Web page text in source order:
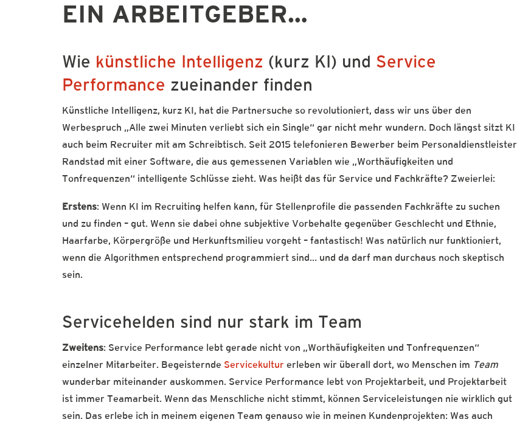
EIN ARBEITGEBER…
Wie künstliche Intelligenz (kurz KI) und Service
Performance zueinander finden
Künstliche Intelligenz, kurz KI, hat die Partnersuche so revolutioniert, dass wir uns über den
Werbespruch „Alle zwei Minuten verliebt sich ein Single“ gar nicht mehr wundern. Doch längst sitzt KI
auch beim Recruiter mit am Schreibtisch. Seit 2015 telefonieren Bewerber beim Personaldienstleister
Randstad mit einer Software, die aus gemessenen Variablen wie „Worthäufigkeiten und
Tonfrequenzen“ intelligente Schlüsse zieht. Was heißt das für Service und Fachkräfte? Zweierlei:
Erstens: Wenn KI im Recruiting helfen kann, für Stellenprofile die passenden Fachkräfte zu suchen
und zu finden – gut. Wenn sie dabei ohne subjektive Vorbehalte gegenüber Geschlecht und Ethnie,
Haarfarbe, Körpergröße und Herkunftsmilieu vorgeht – fantastisch! Was natürlich nur funktioniert,
wenn die Algorithmen entsprechend programmiert sind… und da darf man durchaus noch skeptisch
sein.
Servicehelden sind nur stark im Team
Zweitens: Service Performance lebt gerade nicht von „Worthäufigkeiten und Tonfrequenzen“
einzelner Mitarbeiter. Begeisternde Servicekultur erleben wir überall dort, wo Menschen im Team
wunderbar miteinander auskommen. Service Performance lebt von Projektarbeit, und Projektarbeit
ist immer Teamarbeit. Wenn das Menschliche nicht stimmt, können Serviceleistungen nie wirklich gut
sein. Das erlebe ich in meinem eigenen Team genauso wie in meinen Kundenprojekten: Was auch